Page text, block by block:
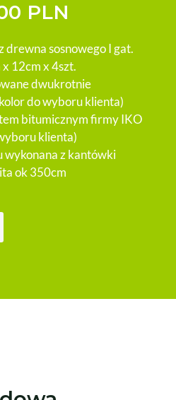
PLN
drewna sosnowego I gat.
x 12cm x 4szt.
dwukrotnie
do wyboru klienta)
bitumicznym firmy IKO
klienta)
wykonana z kantówki
ok 350cm